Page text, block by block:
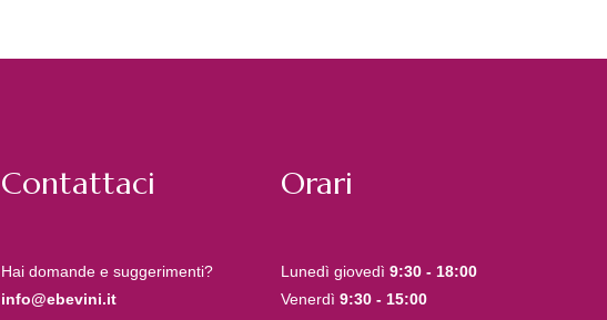
Contattaci
Hai domande e suggerimenti?
info@ebevini.it
Orari
Lunedì giovedì 9:30 - 18:00
Venerdì 9:30 - 15:00